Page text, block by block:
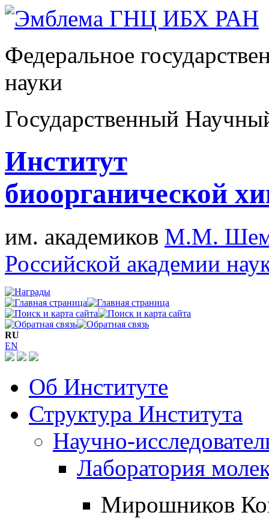
Федеральное
науки
Государственный
Институт
биоорганической
им. академиков М.М.
Российской академии
RU
EN
Об Институте
Структура Института
Научно-
Лаборатория
Мирошников